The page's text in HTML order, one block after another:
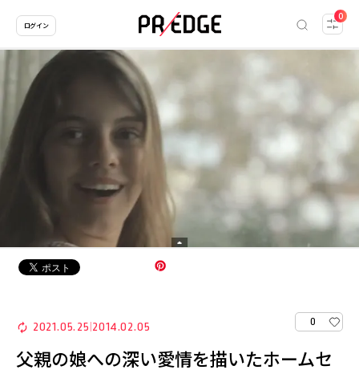
0
ログイン
2021.05.25 2014.02.05 0
父親の娘への深い愛情を描いたホームセ